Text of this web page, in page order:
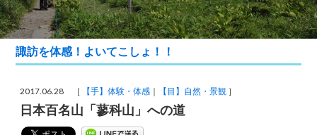
諏訪を体感！よいてこしょ！！
2017.06.28 ［ 【手】体験・体感 【目】自然・景観 ］
日本百名山「蓼科山」への道